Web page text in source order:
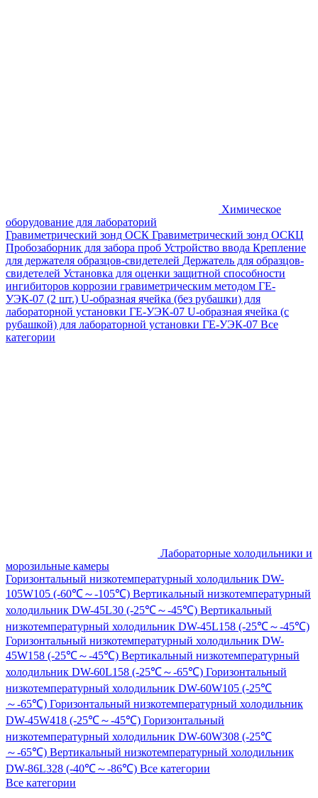
Химическое
оборудование для лабораторий
Гравиметрический зонд ОСК Гравиметрический зонд ОСКЦ
Пробозаборник для забора проб Устройство ввода Крепление
для держателя образцов-свидетелей Держатель для образцов-
свидетелей Установка для оценки защитной способности
ингибиторов коррозии гравиметрическим методом ГЕ-
УЭК-07 (2 шт.) U-образная ячейка (без рубашки) для
лабораторной установки ГЕ-УЭК-07 U-образная ячейка (с
рубашкой) для лабораторной установки ГЕ-УЭК-07 Все
категории
Лабораторные холодильники и
морозильные камеры
Горизонтальный низкотемпературный холодильник DW-
105W105 (-60℃～-105℃) Вертикальный низкотемпературный
холодильник DW-45L30 (-25℃～-45℃) Вертикальный
низкотемпературный холодильник DW-45L158 (-25℃～-45℃)
Горизонтальный низкотемпературный холодильник DW-
45W158 (-25℃～-45℃) Вертикальный низкотемпературный
холодильник DW-60L158 (-25℃～-65℃) Горизонтальный
низкотемпературный холодильник DW-60W105 (-25℃
～-65℃) Горизонтальный низкотемпературный холодильник
DW-45W418 (-25℃～-45℃) Горизонтальный
низкотемпературный холодильник DW-60W308 (-25℃
～-65℃) Вертикальный низкотемпературный холодильник
DW-86L328 (-40℃～-86℃) Все категории
Все категории